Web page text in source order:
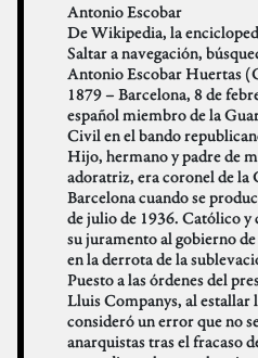
Antonio Escobar
De Wikipedia, la
Saltar a navegación,
Antonio Escobar Huertas
1879 – Barcelona, 8 de
español miembro de la
Civil en el bando
Hijo, hermano y padre de
adoratriz, era coronel de la
Barcelona cuando se
de julio de 1936. Católico
su juramento al gobierno
en la derrota de la
Puesto a las órdenes del
Lluis Companys, al estallar
consideró un error que no
anarquistas tras el fracaso